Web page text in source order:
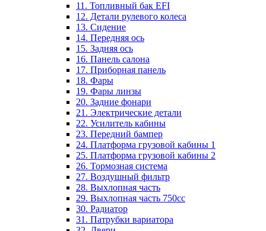
11. Топливный бак EFI
12. Детали рулевого колеса
13. Сидение
14. Передняя ось
15. Задняя ось
16. Панель салона
17. Приборная панель
18. Фары
19. Фары линзы
20. Задние фонари
21. Электрические детали
22. Усилитель кабины
23. Передний бампер
24. Платформа грузовой кабины 1
25. Платформа грузовой кабины 2
26. Тормозная система
27. Воздушный фильтр
28. Выхлопная часть
29. Выхлопная часть 750cc
30. Радиатор
31. Патрубки вариатора